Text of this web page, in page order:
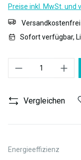
Preise inkl. MwSt. und
Versandkostenfrei
Sofort verfügbar,
Vergleichen
Energieeffizienz